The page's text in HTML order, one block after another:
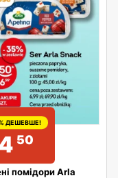
ДЕШЕВШЕ!
50
помідори Arla